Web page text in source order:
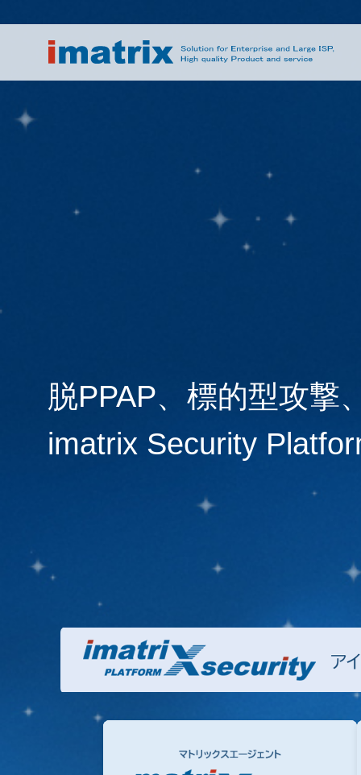
脱PPAP、標的型攻撃
imatrix Security